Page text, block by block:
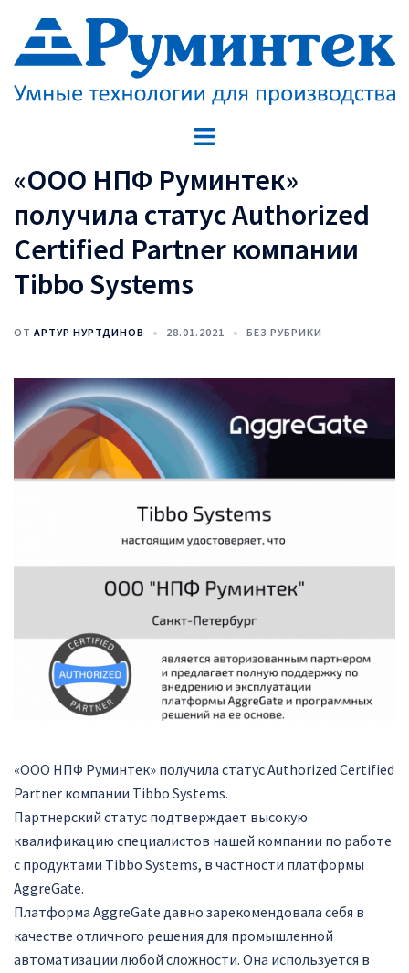
содержимому
Переключатель
«ООО НПФ Руминтек»
получила статус Authorized
Certified Partner компании
Tibbo Systems
ОТ АРТУР НУРТДИНОВ 28.01.2021 БЕЗ РУБРИКИ
«ООО НПФ Руминтек» получила статус Authorized Certified
Partner компании Tibbo Systems.
Партнерский статус подтверждает высокую
квалификацию специалистов нашей компании по работе
с продуктами Tibbo Systems, в частности платформы
AggreGate.
Платформа AggreGate давно зарекомендовала себя в
качестве отличного решения для промышленной
автоматизации любой сложности. Она используется в